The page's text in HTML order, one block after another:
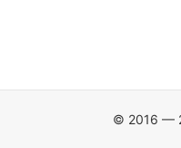
© 2016 —